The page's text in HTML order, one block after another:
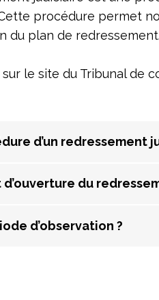
procédure permet
du plan de redressement.
le site du Tribunal de
d’un redressement
du
d’observation ?